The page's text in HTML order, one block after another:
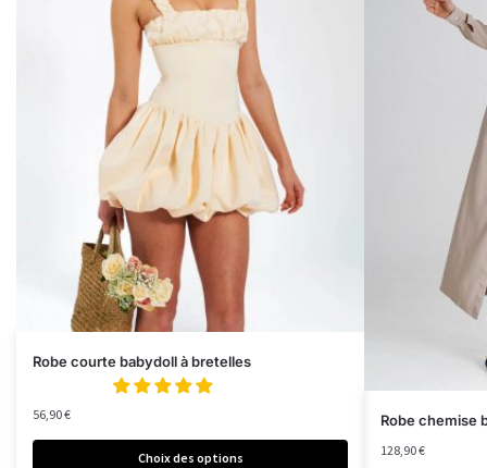
Robe courte babydoll à bretelles
56,90€
Choix des options
Robe chemise
128,90€